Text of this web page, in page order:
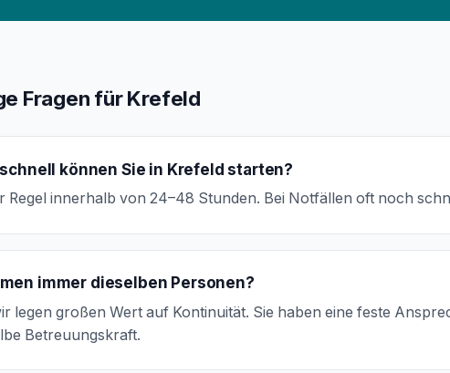
Fragen für Krefeld
können Sie in Krefeld starten?
Regel innerhalb von 24–48 Stunden. Bei Notfällen oft noch
immer dieselben Personen?
legen großen Wert auf Kontinuität. Sie haben eine feste
Betreuungskraft.